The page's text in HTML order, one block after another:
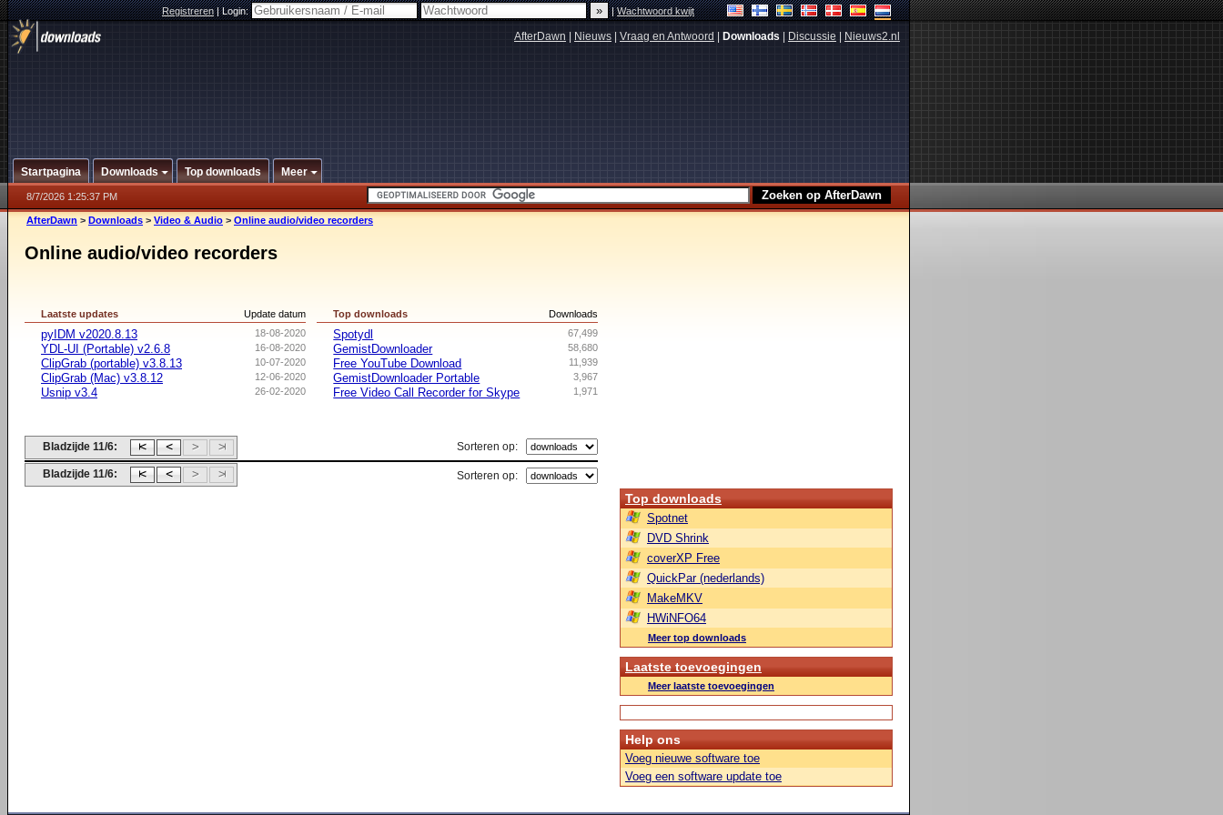
Registreren|Login: |Wachtwoord kwijt
AfterDawn Nieuws Vraag en Antwoord Downloads Discussie Nieuws2.nl
Startpagina Downloads Top downloads Meer
8/7/2026 1:25:37 PM
AfterDawn > Downloads > Video & Audio > Online audio/video recorders
Online audio/video recorders
Update datum
Laatste updates
18-08-2020
pyIDM v2020.8.13
16-08-2020
YDL-UI (Portable) v2.6.8
10-07-2020
ClipGrab (portable) v3.8.13
12-06-2020
ClipGrab (Mac) v3.8.12
26-02-2020
Usnip v3.4
Downloads
Top downloads
67,499
Spotydl
58,680
GemistDownloader
11,939
Free YouTube Download
3,967
GemistDownloader Portable
1,971
Free Video Call Recorder for Skype
Bladzijde 11/6: Sorteren op:
Bladzijde 11/6: Sorteren op:
Top downloads
Spotnet
DVD Shrink
coverXP Free
QuickPar (nederlands)
MakeMKV
HWiNFO64
Meer top downloads
Laatste toevoegingen
Meer laatste toevoegingen
Help ons
Voeg nieuwe software toe
Voeg een software update toe